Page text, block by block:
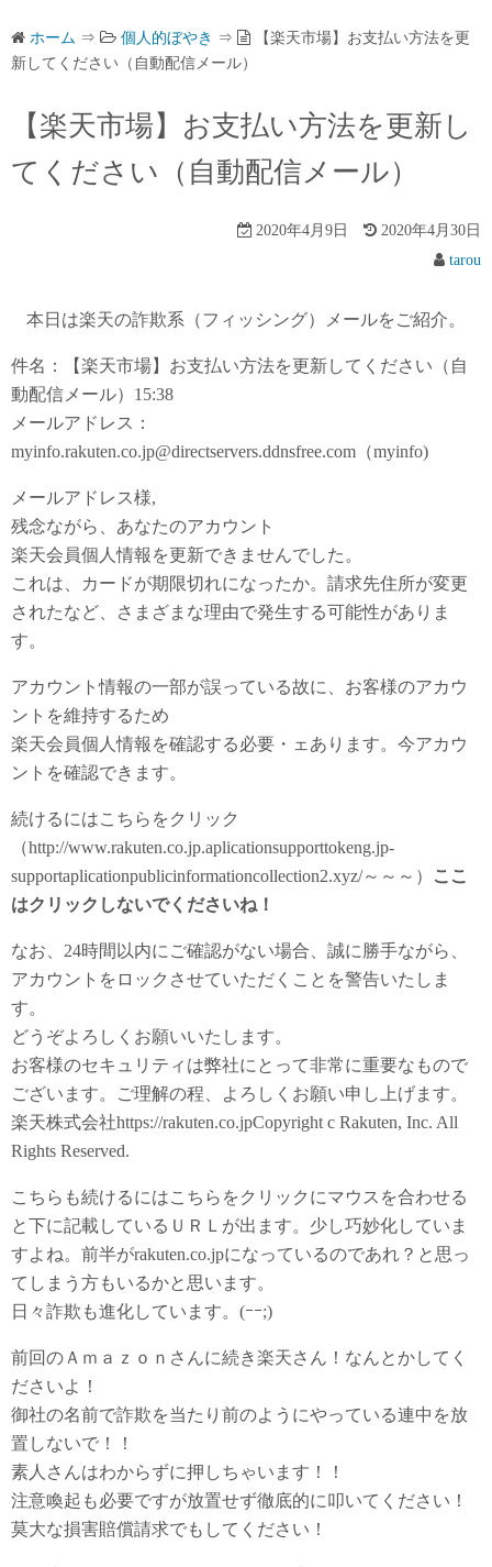
ホーム ⇒ 個人的ぼやき ⇒
【楽天市場】お支払い方法を更
新してください（自動配信メール）
【楽天市場】お支払い方法を更新し
てください（自動配信メール）
2020年4月9日
2020年4月30日
tarou
本日は楽天の詐欺系（フィッシング）メールをご紹介。
件名：【楽天市場】お支払い方法を更新してください（自
動配信メール）15:38
メールアドレス：
myinfo.rakuten.co.jp@directservers.ddnsfree.com（myinfo)
メールアドレス様,
残念ながら、あなたのアカウント
楽天会員個人情報を更新できませんでした。
これは、カードが期限切れになったか。請求先住所が変更
されたなど、さまざまな理由で発生する可能性がありま
す。
アカウント情報の一部が誤っている故に、お客様のアカウ
ントを維持するため
楽天会員個人情報を確認する必要・ェあります。今アカウ
ントを確認できます。
続けるにはこちらをクリック
（http://www.rakuten.co.jp.aplicationsupporttokeng.jp-
supportaplicationpublicinformationcollection2.xyz/～～～）
ここ
はクリックしないでくださいね！
なお、24時間以内にご確認がない場合、誠に勝手ながら、
アカウントをロックさせていただくことを警告いたしま
す。
どうぞよろしくお願いいたします。
お客様のセキュリティは弊社にとって非常に重要なもので
ございます。ご理解の程、よろしくお願い申し上げます。
楽天株式会社https://rakuten.co.jpCopyright c Rakuten, Inc. All
Rights Reserved.
こちらも続けるにはこちらをクリックにマウスを合わせる
と下に記載しているＵＲＬが出ます。少し巧妙化していま
すよね。前半がrakuten.co.jpになっているのであれ？と思っ
てしまう方もいるかと思います。
日々詐欺も進化しています。(ｰｰ;)
前回のＡｍａｚｏｎさんに続き楽天さん！なんとかしてく
ださいよ！
御社の名前で詐欺を当たり前のようにやっている連中を放
置しないで！！
素人さんはわからずに押しちゃいます！！
注意喚起も必要ですが放置せず徹底的に叩いてください！
莫大な損害賠償請求でもしてください！